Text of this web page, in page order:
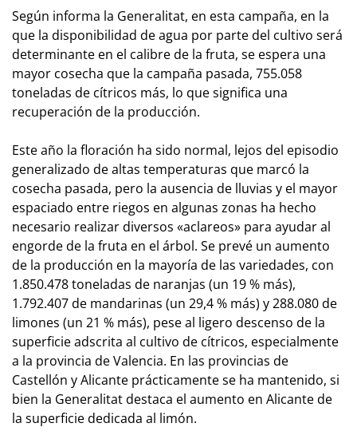
Según informa la Generalitat, en esta campaña, en la
que la disponibilidad de agua por parte del cultivo será
determinante en el calibre de la fruta, se espera una
mayor cosecha que la campaña pasada, 755.058
toneladas de cítricos más, lo que significa una
recuperación de la producción.
Este año la floración ha sido normal, lejos del episodio
generalizado de altas temperaturas que marcó la
cosecha pasada, pero la ausencia de lluvias y el mayor
espaciado entre riegos en algunas zonas ha hecho
necesario realizar diversos «aclareos» para ayudar al
engorde de la fruta en el árbol. Se prevé un aumento
de la producción en la mayoría de las variedades, con
1.850.478 toneladas de naranjas (un 19 % más),
1.792.407 de mandarinas (un 29,4 % más) y 288.080 de
limones (un 21 % más), pese al ligero descenso de la
superficie adscrita al cultivo de cítricos, especialmente
a la provincia de Valencia. En las provincias de
Castellón y Alicante prácticamente se ha mantenido, si
bien la Generalitat destaca el aumento en Alicante de
la superficie dedicada al limón.